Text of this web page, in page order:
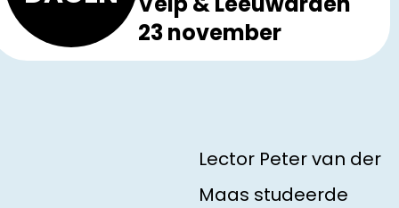
23 november
Lector Peter van der
Maas studeerde